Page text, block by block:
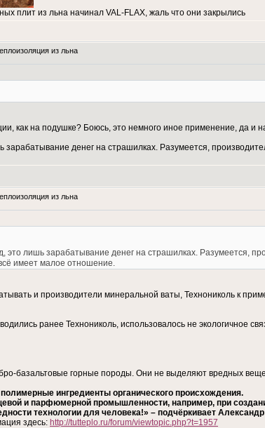
плит из льна начинал VAL-FLAX, жаль что они закрылись
из льна
как на подушке? Боюсь, это немного иное применение, да и
зарабатывание денег на страшилках. Разумеется,
из льна
это лишь зарабатывание денег на страшилках. Разумеется,
имеет малое отношение.
и производители минеральной ваты, Технониколь к
ранее Технониколь, использовалось не экологичное
базальтовые горные породы. Они не выделяют вредных
ингредиенты органического происхождения.
и парфюмерной промышленности, например, при
технологии для человека!» – подчёркивает
здесь: http://tutteplo.ru/forum/viewtopic.php?t=1957